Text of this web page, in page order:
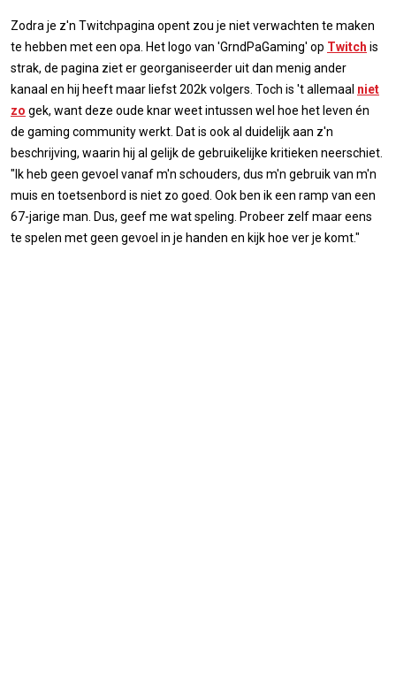
Zodra je z'n Twitchpagina opent zou je niet verwachten te maken
te hebben met een opa. Het logo van 'GrndPaGaming' op Twitch is
strak, de pagina ziet er georganiseerder uit dan menig ander
kanaal en hij heeft maar liefst 202k volgers. Toch is 't allemaal niet
zo gek, want deze oude knar weet intussen wel hoe het leven én
de gaming community werkt. Dat is ook al duidelijk aan z'n
beschrijving, waarin hij al gelijk de gebruikelijke kritieken neerschiet.
"Ik heb geen gevoel vanaf m'n schouders, dus m'n gebruik van m'n
muis en toetsenbord is niet zo goed. Ook ben ik een ramp van een
67-jarige man. Dus, geef me wat speling. Probeer zelf maar eens
te spelen met geen gevoel in je handen en kijk hoe ver je komt."